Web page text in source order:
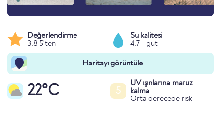
Değerlendirme
3.8 5'ten
Su kalitesi
4.7 - gut
Haritayı görüntüle
22°C 5
UV ışınlarına maruz
kalma
Orta derecede risk